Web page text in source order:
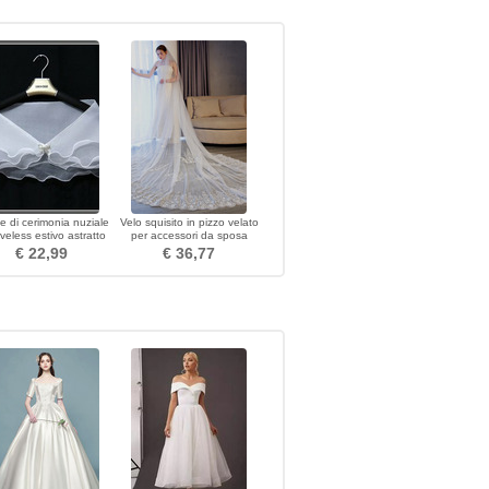
di cerimonia nuziale
estivo astratto
floreale di cristallo
€ 22,99
Velo squisito in pizzo velato
per accessori da sposa
€ 36,77